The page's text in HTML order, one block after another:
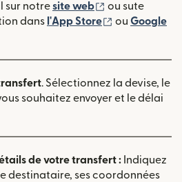
sur notresite web (s'ouvre dans
ou sute
dans l'App Store (s'ouvre
ou Google
dans une nouvelle fenêtre)
. Sélectionnez la devise, le
souhaitez envoyer et le délai
de votre transfert : Indiquez
destinataire, ses coordonnées